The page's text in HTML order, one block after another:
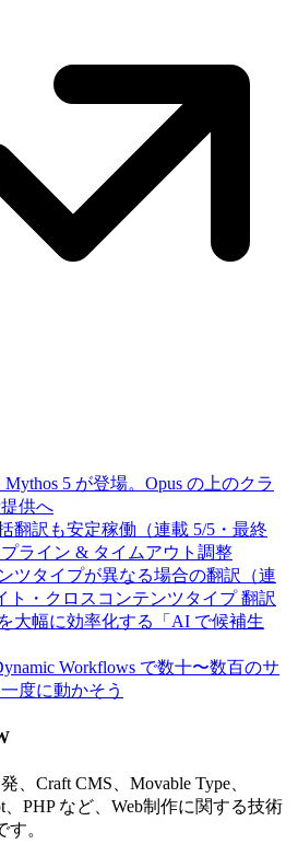
Mythos 5 が登場。Opus の上のクラ
供へ
翻訳も安定稼働（連載 5/5・最終
ライン & タイムアウト調整
ツタイプが異なる場合の翻訳（連
ト・クロスコンテンツタイプ 翻訳
大幅に効率化する「AI で候補生
Workflows で数十〜数百のサ
度に動かそう
、Craft CMS、Movable Type、
、PHP など、Web制作に関する技術
。